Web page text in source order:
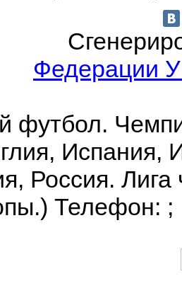
Федерации
футбол.
Испания,
Россия.
Телефон: ;